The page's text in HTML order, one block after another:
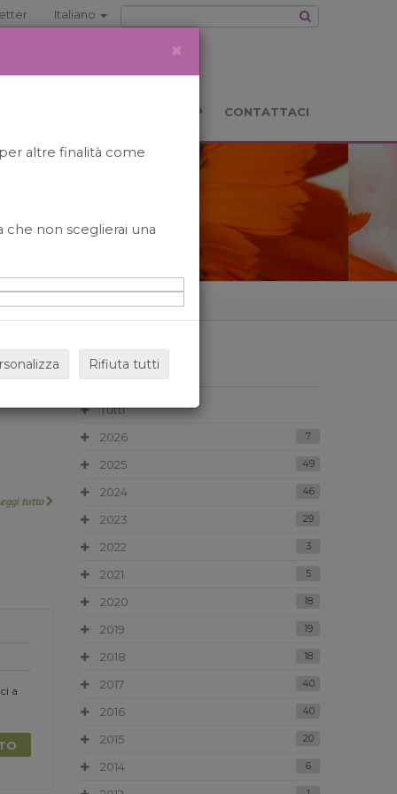
Italiano
BOOKSHOP CONTATTACI
tutto
a
ARCHIVIO
Tutti
2026
7
2025 49
2024 46
2023 29
2022 3
2021 5
2020 18
2019 19
2018 18
2017 40
2016 40
2015 20
2014 6
×
altre finalità come
che non sceglierai una
Rifiuta tutti